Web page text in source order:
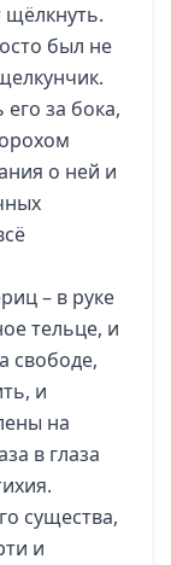
щёлкнуть.
был не
за бока,
о ней и
– в руке
тельце, и
свободе,
и
на
в глаза
существа,
и